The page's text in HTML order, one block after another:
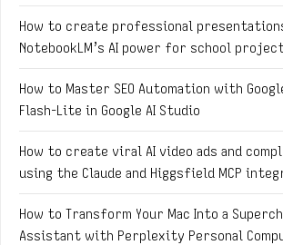
How to create professional
NotebookLM’s AI power for school
How to Master SEO Automation with
Flash-Lite in Google AI Studio
How to create viral AI video ads and
using the Claude and Higgsfield MCP
How to Transform Your Mac Into a
Assistant with Perplexity Personal